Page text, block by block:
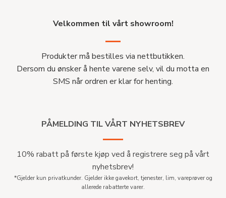
Velkommen til vårt showroom!
Produkter må bestilles via nettbutikken.
Dersom du ønsker å hente varene selv, vil du motta en
SMS når ordren er klar for henting.
PÅMELDING TIL VÅRT NYHETSBREV
10% rabatt på første kjøp ved å registrere seg på vårt
nyhetsbrev!
*Gjelder kun privatkunder. Gjelder ikke gavekort, tjenester, lim, vareprøver og
allerede rabatterte varer.